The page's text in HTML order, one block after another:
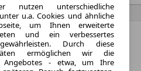
autoplenum.de
nutzen unterschiedliche
u.a. Cookies und ähnliche
um Ihnen erweiterte
und ein verbessertes
Durch diese
ermöglichen wir die
Angebotes - etwa, um Ihre